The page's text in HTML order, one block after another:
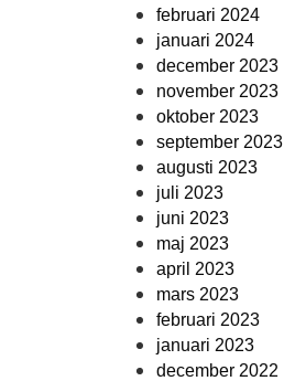
februari 2024
januari 2024
december 2023
november 2023
oktober 2023
september 2023
augusti 2023
juli 2023
juni 2023
maj 2023
april 2023
mars 2023
februari 2023
januari 2023
december 2022